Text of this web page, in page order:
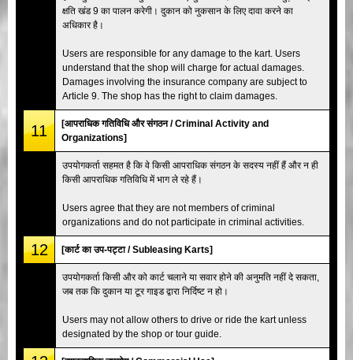
क्षति खंड 9 का पालन करेगी। दुकान को नुकसान के लिए दावा करने का
अधिकार है।
Users are responsible for any damage to the kart. Users
understand that the shop will charge for actual damages.
Damages involving the insurance company are subject to
Article 9. The shop has the right to claim damages.
11
[आपराधिक गतिविधि और संगठन / Criminal Activity and
Organizations]
उपयोगकर्ता सहमत है कि वे किसी आपराधिक संगठन के सदस्य नहीं हैं और न ही
किसी आपराधिक गतिविधि में भाग ले रहे हैं।
Users agree that they are not members of criminal
organizations and do not participate in criminal activities.
12 [कार्ट का उप-पट्टा / Subleasing Karts]
उपयोगकर्ता किसी और को कार्ट चलाने या सवार होने की अनुमति नहीं दे सकता,
जब तक कि दुकान या टूर गाइड द्वारा निर्दिष्ट न हो।
Users may not allow others to drive or ride the kart unless
designated by the shop or tour guide.